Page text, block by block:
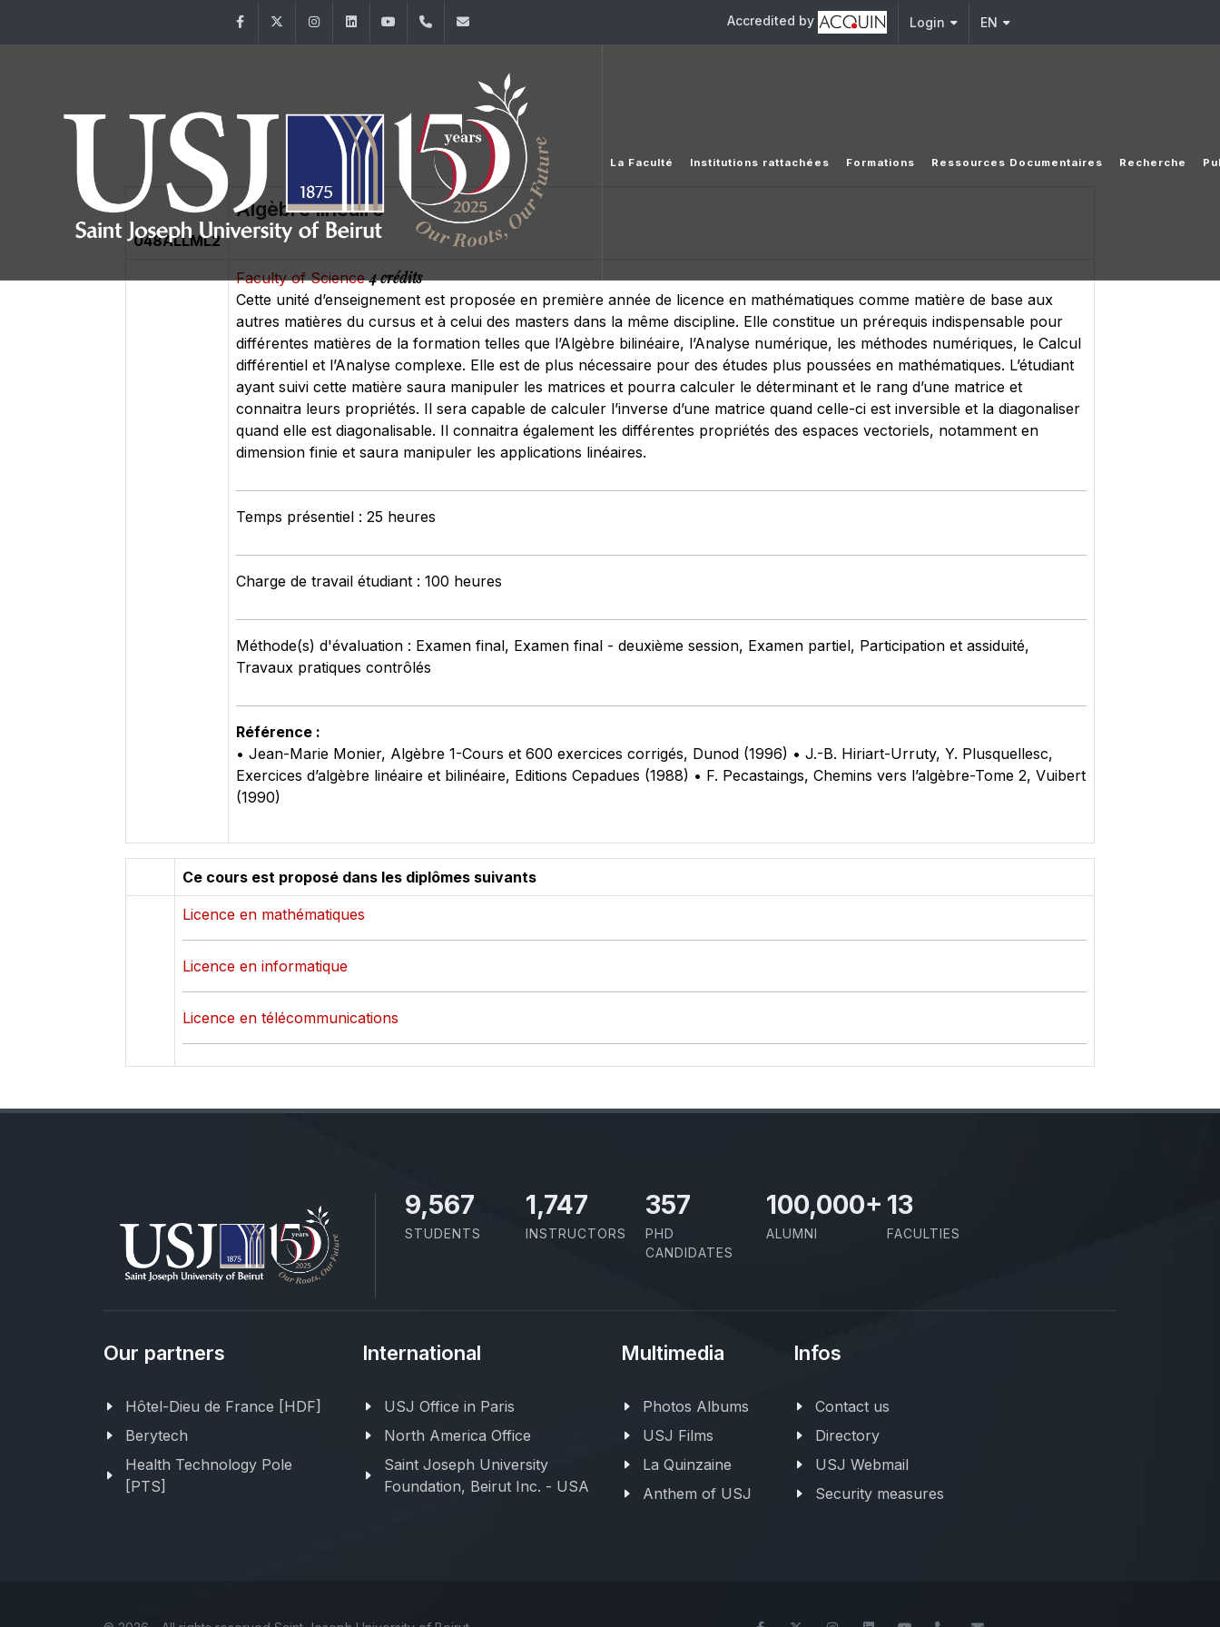
FacebookTwitter InstagramLinkedInYouTube+961 (1) 421 617 Accredited by Login EN
La Faculté Institutions rattachées Formations Ressources Documentaires Recherche
048ALLML2
Algèbre linéaire
Faculty of Science4 crédits
Cette unité d’enseignement est proposée en première année de licence en mathématiques comme matière de base aux
autres matières du cursus et à celui des masters dans la même discipline. Elle constitue un prérequis indispensable pour
différentes matières de la formation telles que l’Algèbre bilinéaire, l’Analyse numérique, les méthodes numériques, le Calcul
différentiel et l’Analyse complexe. Elle est de plus nécessaire pour des études plus poussées en mathématiques. L’étudiant
ayant suivi cette matière saura manipuler les matrices et pourra calculer le déterminant et le rang d’une matrice et
connaitra leurs propriétés. Il sera capable de calculer l’inverse d’une matrice quand celle-ci est inversible et la diagonaliser
quand elle est diagonalisable. Il connaitra également les différentes propriétés des espaces vectoriels, notamment en
dimension finie et saura manipuler les applications linéaires.
Temps présentiel : 25 heures
Charge de travail étudiant : 100 heures
Méthode(s) d'évaluation : Examen final, Examen final - deuxième session, Examen partiel, Participation et assiduité,
Travaux pratiques contrôlés
Référence :
• Jean-Marie Monier, Algèbre 1-Cours et 600 exercices corrigés, Dunod (1996) • J.-B. Hiriart-Urruty, Y. Plusquellesc,
Exercices d’algèbre linéaire et bilinéaire, Editions Cepadues (1988) • F. Pecastaings, Chemins vers l’algèbre-Tome 2, Vuibert
(1990)
Ce cours est proposé dans les diplômes suivants
Licence en mathématiques
Licence en informatique
Licence en télécommunications
11,110
STUDENTS
2,029
INSTRUCTORS
414
PHD
CANDIDATES
100,000+
ALUMNI
13
FACULTIES
Our partners
Hôtel-Dieu de France [HDF]
Berytech
Health Technology Pole
[PTS]
International
USJ Office in Paris
North America Office
Saint Joseph University
Foundation, Beirut Inc. - USA
Multimedia
Photos Albums
USJ Films
La Quinzaine
Anthem of USJ
Infos
Contact us
Directory
USJ Webmail
Security measures